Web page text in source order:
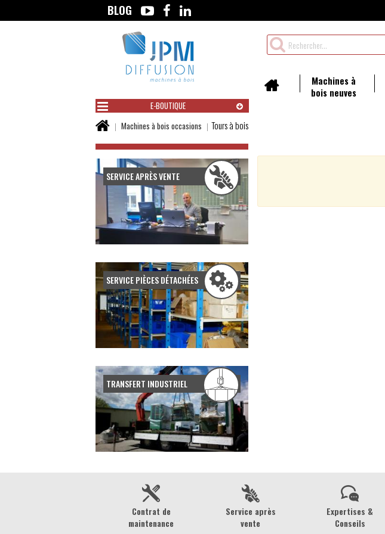
BLOG
Rechercher
un
Machines à
bois neuves
E-BOUTIQUE
Vous
ici :
Machines à bois occasions Tours à bois
SERVICE APRÈS VENTE
SERVICE PIÈCES DÉTACHÉES
TRANSFERT INDUSTRIEL
Contrat de
maintenance
Service après
vente
Expertises &
Conseils